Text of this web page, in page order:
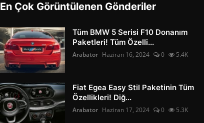
En Çok Görüntülenen Gönderiler
Tüm BMW 5 Serisi F10 Donanım
Paketleri! Tüm Özelli...
Arabator Haziran 16, 2024 0 5.4K
Fiat Egea Easy Stil Paketinin Tüm
Özellikleri! Diğ...
Arabator Haziran 17, 2024 0 5.3K